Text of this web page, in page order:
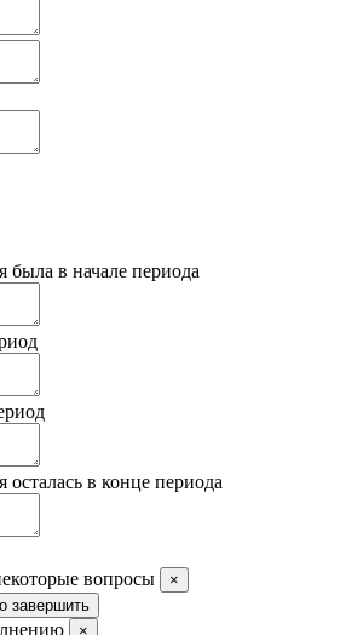
была в начале периода
осталась в конце периода
вопросы
×
завершить
×